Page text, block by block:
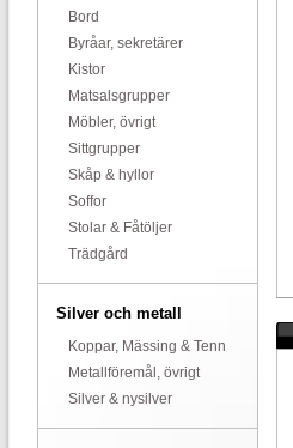
Bord
Byråar, sekretärer
Kistor
Matsalsgrupper
Möbler, övrigt
Sittgrupper
Skåp & hyllor
Soffor
Stolar & Fåtöljer
Trädgård
Silver och metall
Koppar, Mässing & Tenn
Metallföremål, övrigt
Silver & nysilver